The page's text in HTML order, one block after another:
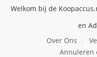
Welkom bij de
en
Over Ons
Annuleren